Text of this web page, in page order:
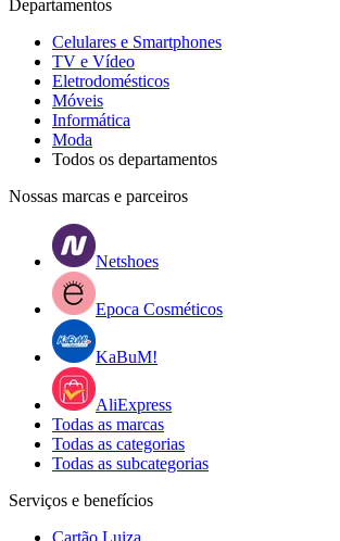
Departamentos
Celulares e Smartphones
TV e Vídeo
Eletrodomésticos
Móveis
Informática
Moda
Todos os departamentos
Nossas marcas e parceiros
Netshoes
Epoca Cosméticos
KaBuM!
AliExpress
Todas as marcas
Todas as categorias
Todas as subcategorias
Serviços e benefícios
Cartão Luiza